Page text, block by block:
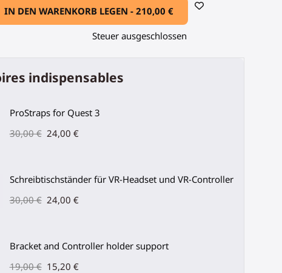
IN DEN WARENKORB LEGEN -210,00 €
Steuer ausgeschlossen
indispensables
ProStraps for Quest 3
30,00 € 24,00 €
Schreibtischständer für VR-Headset und VR-Controller
30,00 € 24,00 €
Bracket and Controller holder support
19,00 € 15,20 €